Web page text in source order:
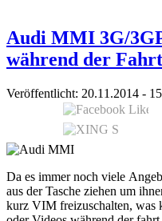
Audi MMI 3G/
während der Fahrt
Veröffentlicht: 20.11.2014 -
Da es immer noch viele
aus der Tasche ziehen um
kurz VIM freizuschalten, was